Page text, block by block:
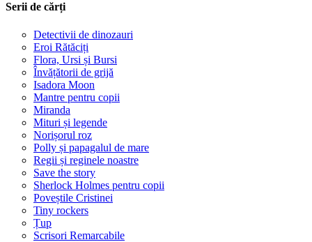
Serii de cărți
Detectivii de dinozauri
Eroi Rătăciți
Flora, Ursi și Bursi
Învățătorii de grijă
Isadora Moon
Mantre pentru copii
Miranda
Mituri și legende
Norișorul roz
Polly și papagalul de mare
Regii și reginele noastre
Save the story
Sherlock Holmes pentru copii
Poveștile Cristinei
Tiny rockers
Țup
Scrisori Remarcabile